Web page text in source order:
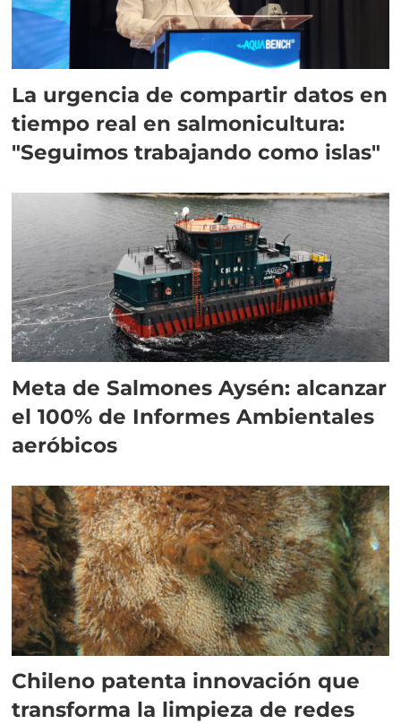
La urgencia de compartir datos en
tiempo real en salmonicultura:
"Seguimos trabajando como islas"
Meta de Salmones Aysén: alcanzar
el 100% de Informes Ambientales
aeróbicos
Chileno patenta innovación que
transforma la limpieza de redes